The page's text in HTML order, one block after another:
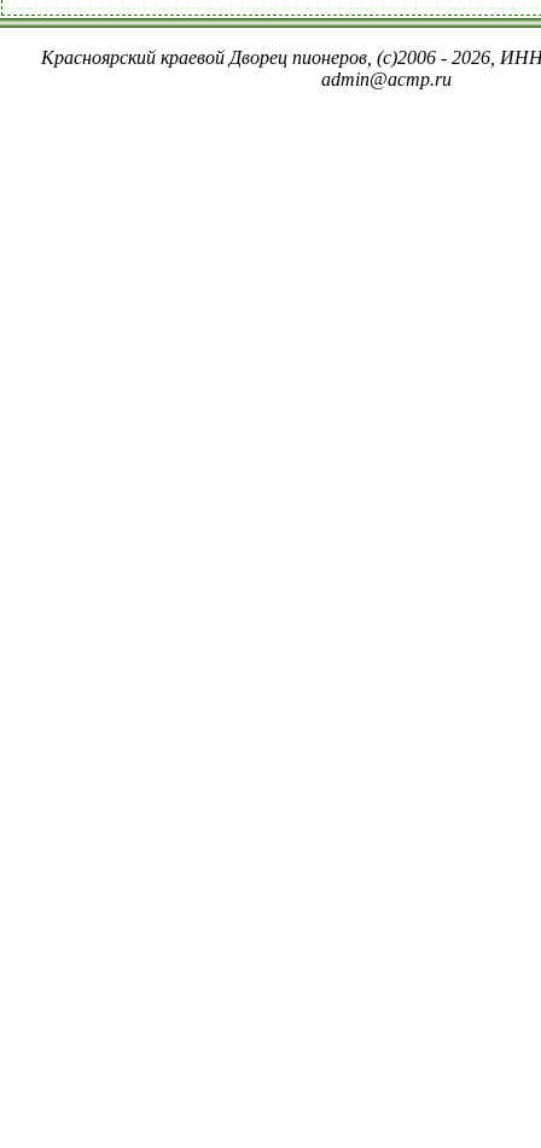
Красноярский краевой Дворец пионеров, (c)2006 - 2026,
admin@acmp.ru